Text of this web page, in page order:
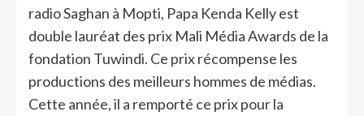
radio Saghan à Mopti, Papa Kenda Kelly est
double lauréat des prix Mali Média Awards de la
fondation Tuwindi. Ce prix récompense les
productions des meilleurs hommes de médias.
Cette année, il a remporté ce prix pour la